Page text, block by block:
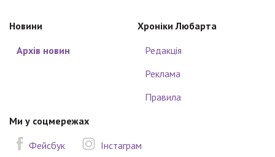
Новини
Архів новин
Хроніки Любарта
Редакція
Реклама
Правила
Ми у соцмережах
Фейсбук
Інстаграм